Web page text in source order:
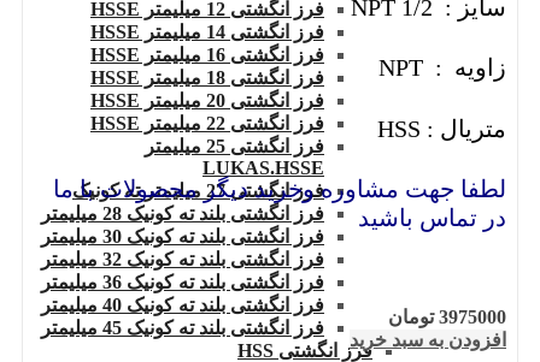
فرز انگشتی 12 میلیمتر HSSE
فرز انگشتی 14 میلیمتر HSSE
فرز انگشتی 16 میلیمتر HSSE
فرز انگشتی 18 میلیمتر HSSE
فرز انگشتی 20 میلیمتر HSSE
فرز انگشتی 22 میلیمتر HSSE
فرز انگشتی 25 میلیمتر
LUKAS.HSSE
فرز انگشتی 27 میلیمتر ته کونیک
فرز انگشتی بلند ته کونیک 28 میلیمتر
فرز انگشتی بلند ته کونیک 30 میلیمتر
فرز انگشتی بلند ته کونیک 32 میلیمتر
فرز انگشتی بلند ته کونیک 36 میلیمتر
فرز انگشتی بلند ته کونیک 40 میلیمتر
فرز انگشتی بلند ته کونیک 45 میلیمتر
فرز انگشتی HSS
سایز : 1/2 NPT
زاویه : NPT
متریال : HSS
لطفا جهت مشاوره وخرید دیگر محصولات با ما
در تماس باشید
3975000 تومان
افزودن به سبد خرید